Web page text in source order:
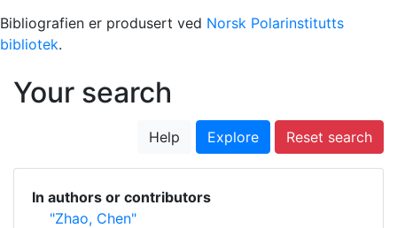
Bibliografien er produsert ved Norsk Polarinstitutts
bibliotek.
Your search
Help Explore Reset search
In authors or contributors
"Zhao, Chen"